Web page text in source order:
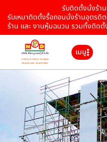
รับติดตั้งนั่งร้า
รับเหมาติดตั้งรื้อถอนนั่งร้านอุตรดิ
ร้าน และ งานหุ้มฉนวน รวมทั้งติด
เมนู